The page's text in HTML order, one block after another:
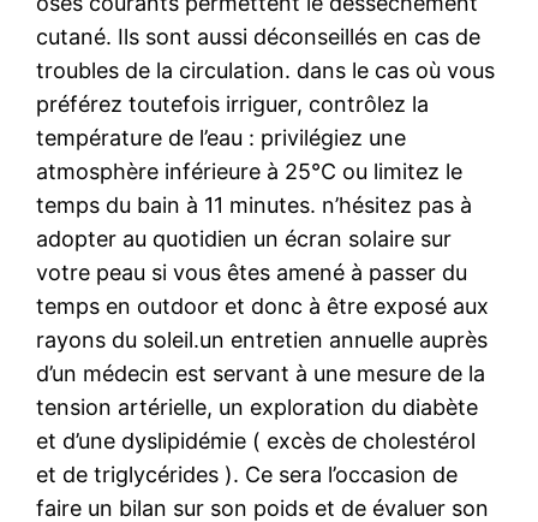
cutané. Ils sont aussi déconseillés en cas de
troubles de la circulation. dans le cas où vous
préférez toutefois irriguer, contrôlez la
température de l’eau : privilégiez une
atmosphère inférieure à 25°C ou limitez le
temps du bain à 11 minutes. n’hésitez pas à
adopter au quotidien un écran solaire sur
votre peau si vous êtes amené à passer du
temps en outdoor et donc à être exposé aux
rayons du soleil.un entretien annuelle auprès
d’un médecin est servant à une mesure de la
tension artérielle, un exploration du diabète
et d’une dyslipidémie ( excès de cholestérol
et de triglycérides ). Ce sera l’occasion de
faire un bilan sur son poids et de évaluer son